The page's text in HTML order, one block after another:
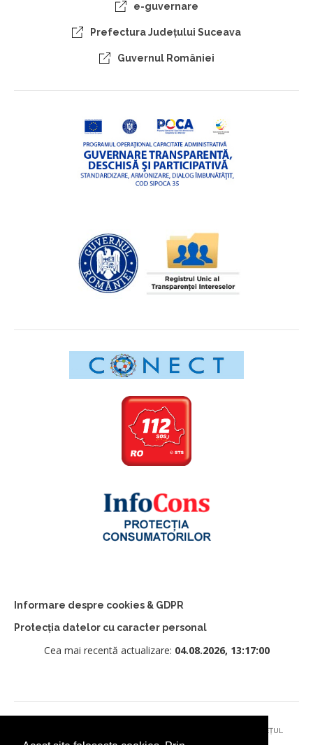
e-guvernare
Prefectura Judeţului Suceava
Guvernul României
Informare despre cookies & GDPR
Protecția datelor cu caracter personal
Cea mai recentă actualizare: 04.08.2026, 13:17:00
© 2026 - PRIMĂRIA MUNICIPIULUI CÂMPULUNG MOLDOVENESC, JUDEȚUL